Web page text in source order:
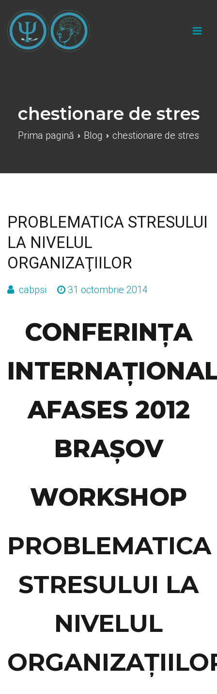
conținut
chestionare de stres
Prima pagină Blog chestionare de stres
PROBLEMATICA STRESULUI
LA NIVELUL
ORGANIZAŢIILOR
cabpsi 31 octombrie 2014
CONFERINŢA
AFASES 2012
BRAŞOV
WORKSHOP
PROBLEMATICA
STRESULUI LA
NIVELUL